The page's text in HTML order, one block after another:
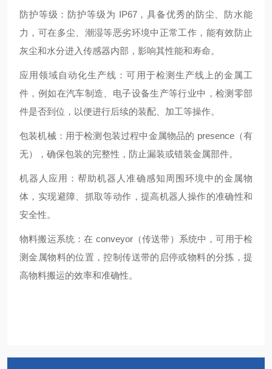
防护等级：防护等级为 IP67，具备优秀的防尘、防水能
力，可在多尘、潮湿等恶劣环境中正常工作，能有效防止
灰尘和水分进入传感器内部，影响其性能和寿命。
应用领域自动化生产线：可用于检测生产线上的金属工
件，例如在汽车制造、电子设备生产等行业中，检测零部
件是否到位，以便进行后续的装配、加工等操作。
包装机械：用于检测包装过程中金属物品的 presence（有
无），确保包装的完整性，防止漏装或错装金属部件。
机器人应用：帮助机器人准确感知周围环境中的金属物
体，实现避障、抓取等动作，提高机器人操作的准确性和
安全性。
物料搬运系统：在 conveyor（传送带）系统中，可用于检
测金属物料的位置，控制传送带的启停或物料的分拣，提
高物料搬运的效率和准确性。